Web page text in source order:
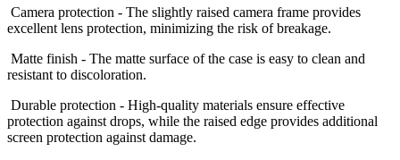
Camera protection - The slightly raised camera frame provides
excellent lens protection, minimizing the risk of breakage.
Matte finish - The matte surface of the case is easy to clean and
resistant to discoloration.
Durable protection - High-quality materials ensure effective
protection against drops, while the raised edge provides additional
screen protection against damage.